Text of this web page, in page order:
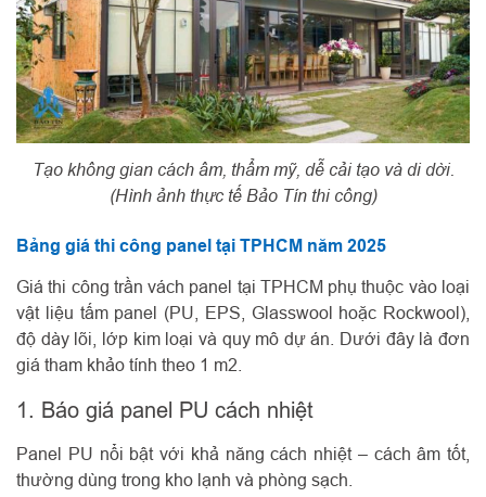
Tạo không gian cách âm, thẩm mỹ, dễ cải tạo và di dời.
(Hình ảnh thực tế Bảo Tín thi công)
Bảng giá thi công panel tại TPHCM năm 2025
Giá thi công trần vách panel tại TPHCM phụ thuộc vào loại
vật liệu tấm panel (PU, EPS, Glasswool hoặc Rockwool),
độ dày lõi, lớp kim loại và quy mô dự án. Dưới đây là đơn
giá tham khảo tính theo 1 m2.
1. Báo giá panel PU cách nhiệt
Panel PU nổi bật với khả năng cách nhiệt – cách âm tốt,
thường dùng trong kho lạnh và phòng sạch.